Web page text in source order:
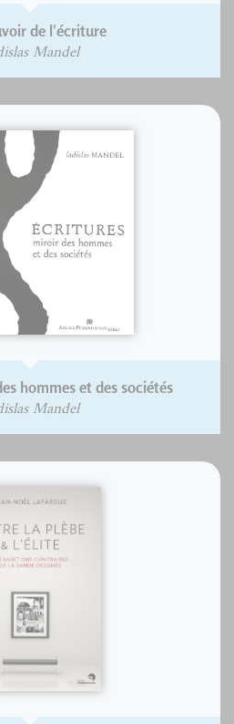
de l'écriture
Mandel
hommes et des sociétés
Mandel